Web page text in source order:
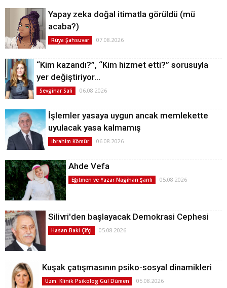
Yapay zeka doğal itimatla görüldü (mü
acaba?)
Rüya Şahsuvar 07.08.2026
“Kim kazandı?”, “Kim hizmet etti?” sorusuyla
yer değiştiriyor…
Sevginar Sali 06.08.2026
İşlemler yasaya uygun ancak memlekette
uyulacak yasa kalmamış
İbrahim Kömür 06.08.2026
Ahde Vefa
Eğitmen ve Yazar Nagihan Şanlı 05.08.2026
Silivri'den başlayacak Demokrasi Cephesi
Hasan Baki Çifçi 05.08.2026
Kuşak çatışmasının psiko-sosyal dinamikleri
Uzm. Klinik Psikolog Gül Dümen 05.08.2026